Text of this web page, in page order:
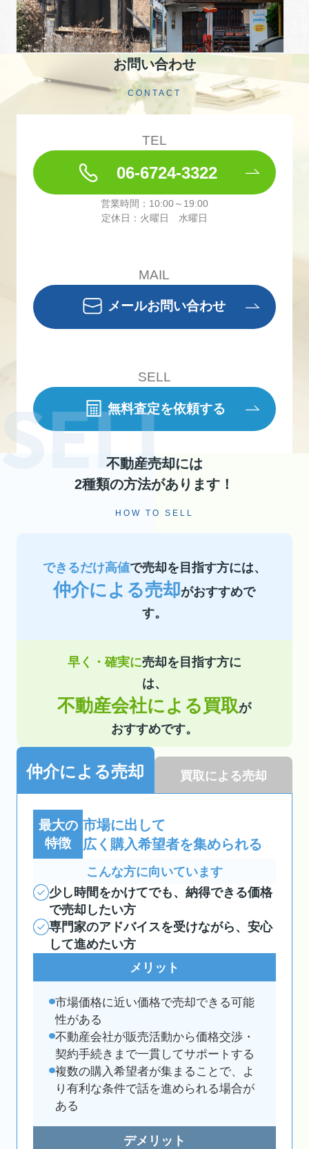
お問い合わせ
CONTACT
TEL
06-6724-3322
営業時間：10:00～19:00
定休日：火曜日 水曜日
MAIL
メールお問い合わせ
SELL
無料査定を依頼する
不動産売却には
2種類の方法があります！
HOW TO SELL
できるだけ高値で売却を目指す方には、
仲介による売却がおすすめで
す。
早く・確実に売却を目指す方に
は、
不動産会社による買取が
おすすめです。
仲介による売却 買取による売却
最大の
特徴
市場に出して
広く購入希望者を集められる
こんな方に向いています
少し時間をかけてでも、納得できる価格
で売却したい方
専門家のアドバイスを受けながら、安心
して進めたい方
メリット
市場価格に近い価格で売却できる可能
性がある
不動産会社が販売活動から価格交渉・
契約手続きまで一貫してサポートする
複数の購入希望者が集まることで、よ
り有利な条件で話を進められる場合が
ある
デメリット